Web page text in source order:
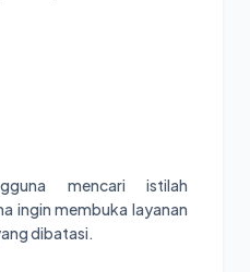
mencari istilah
ingin membuka layanan
dibatasi.